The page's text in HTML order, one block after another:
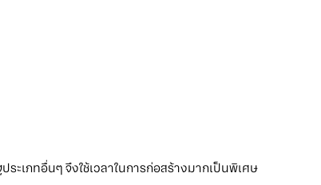
เภทอื่นๆ จึงใช้เวลาในการก่อสร้างมากเป็นพิเศษ